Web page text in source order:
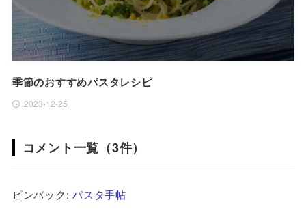
季節のおすすめパスタレシピ
2023-12-25
コメント一覧（3件）
ピンバック:パスタ手帖